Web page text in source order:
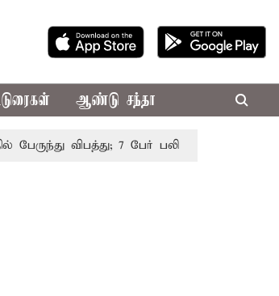
ஆண்டு சந்தா
விபத்து; 7 பேர் பலி - பிரதமர் மோடி